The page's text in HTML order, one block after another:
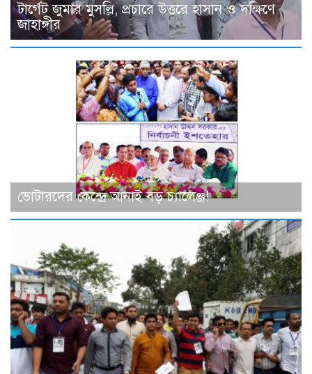
টার্গেট জুমার মুসল্লি, প্রচারে উত্তরে হাসান ও দক্ষিণে
জাহাঙ্গীর
ভোটারদের কেন্দ্রে আনাই বড় চ্যালেঞ্জ!